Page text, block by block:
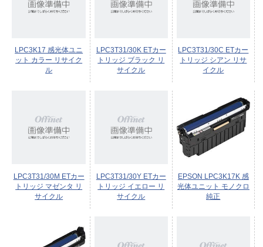
LPC3K17 感光体ユニ
ット カラー リサイク
ル
LPC3T31/30K ETカー
トリッジ ブラック リ
サイクル
LPC3T31/30C ETカー
トリッジ シアン リサ
イクル
LPC3T31/30M ETカー
トリッジ マゼンタ リ
サイクル
LPC3T31/30Y ETカー
トリッジ イエロー リ
サイクル
EPSON LPC3K17K 感
光体ユニット モノクロ
純正